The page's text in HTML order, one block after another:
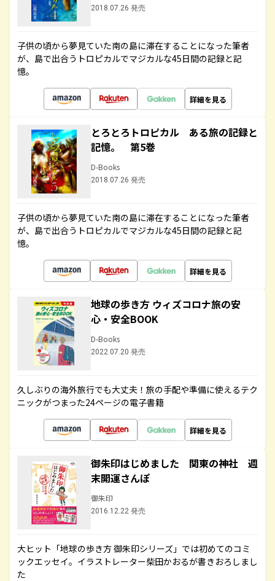
2018.07.26 発売
子供の頃から夢見ていた南の島に滞在することになった筆者
が、島で出合うトロピカルでマジカルな45日間の記録と記
憶。
詳細を見る
とろとろトロピカル ある旅の記録と
記憶。 第5巻
D-Books
2018.07.26 発売
子供の頃から夢見ていた南の島に滞在することになった筆者
が、島で出合うトロピカルでマジカルな45日間の記録と記
憶。
詳細を見る
地球の歩き方 ウィズコロナ旅の安
心・安全BOOK
D-Books
2022.07.20 発売
久しぶりの海外旅行でも大丈夫！旅の手配や準備に使えるテク
ニックがつまった24ページの電子書籍
詳細を見る
御朱印はじめました 関東の神社 週
末開運さんぽ
御朱印
2016.12.22 発売
大ヒット「地球の歩き方 御朱印シリーズ」では初めてのコミ
ックエッセイ。イラストレーター柴田かおるが書きおろしまし
た